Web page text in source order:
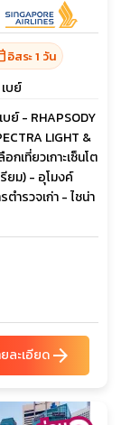
อิสระ 1 วัน
บย์
ย์ - RHAPSODY
LIGHT &
กเที่ยวเกาะเซ็นโต
ยม) - อุโมงค์
ำรวจเก่า - ไชน่า
ละเอียดarrow_forward